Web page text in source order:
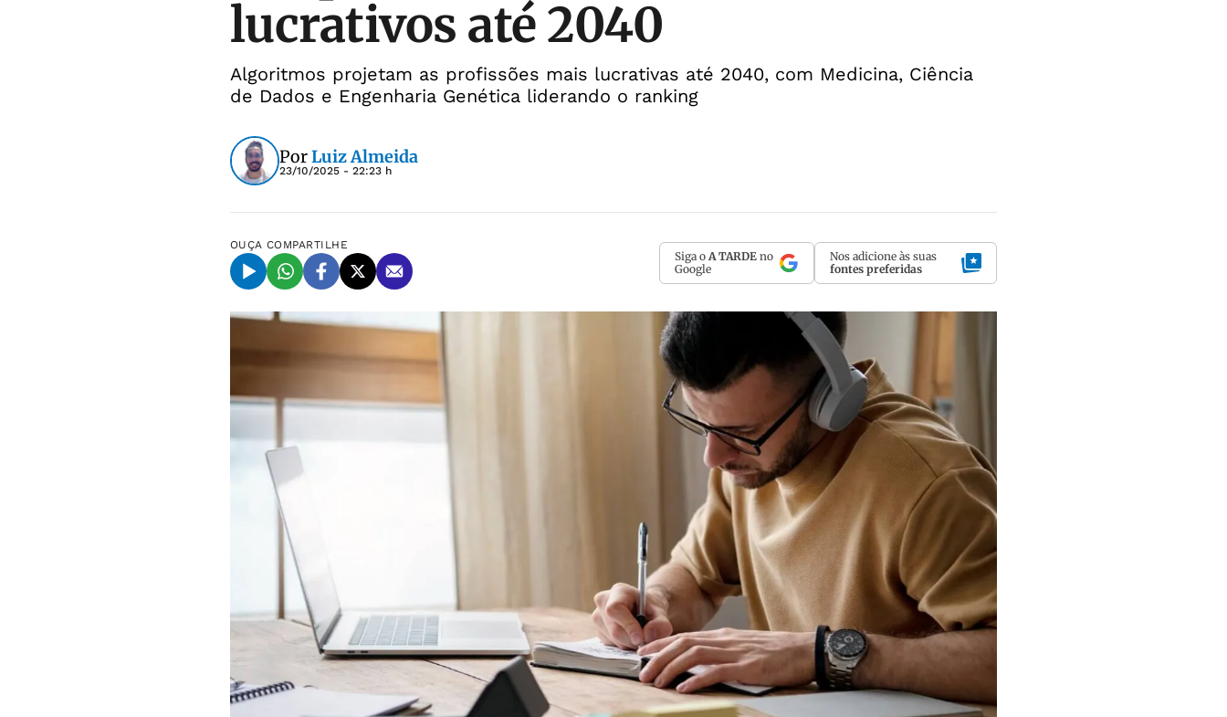
lucrativos até 2040
Algoritmos projetam as profissões mais lucrativas até 2040, com Medicina, Ciência
de Dados e Engenharia Genética liderando o ranking
PorLuiz Almeida
23/10/2025 - 22:23 h
OUÇA COMPARTILHE
Siga o A TARDE no
Google
Nos adicione às suas
fontes preferidas